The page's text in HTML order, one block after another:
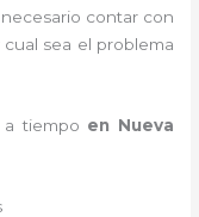
contar con
sea el problema
a tiempo en Nueva